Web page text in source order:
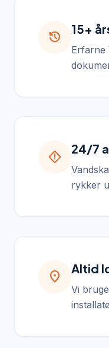
history
15+
Erfarne
emergency_home
24/7
rykker
location_on
Altid
Vi